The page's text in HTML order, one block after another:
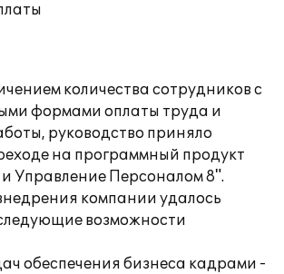
количества сотрудников с
формами оплаты труда и
руководство приняло
на программный продукт
Управление Персоналом 8".
компании удалось
возможности
обеспечения бизнеса кадрами -